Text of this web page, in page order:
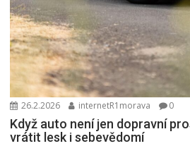
26.2.2026 internetR1morava 0
Když auto není jen dopravní
vrátit lesk i sebevědomí